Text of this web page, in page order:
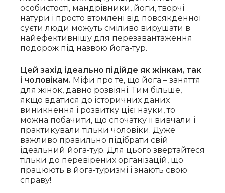
особистості, мандрівники, йоги, творчі
натури і просто втомлені від повсякденної
суєти люди можуть сміливо вирушати в
найефективнішу для перезавантаження
подорож під назвою йога-тур.
Цей захід ідеально підійде як жінкам, так
і чоловікам. Міфи про те, що йога – заняття
для жінок, давно розвіяні. Тим більше,
якщо вдатися до історичних даних
виникнення і розвитку цієї науки, то
можна побачити, що спочатку її вивчали і
практикували тільки чоловіки. Дуже
важливо правильно підібрати свій
ідеальний йога-тур. Для цього звертайтеся
тільки до перевірених організацій, що
працюють в йога-туризмі і знають свою
справу!